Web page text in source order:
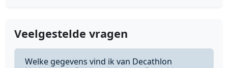
Veelgestelde vragen
Welke gegevens vind ik van Decathlon